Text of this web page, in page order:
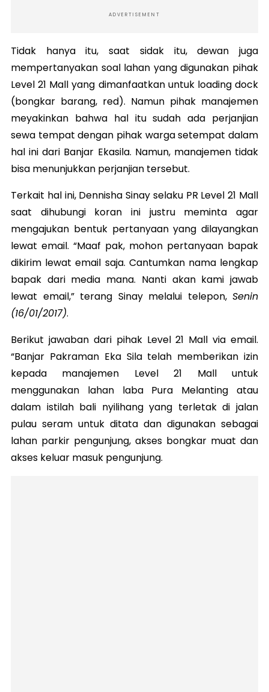
ADVERTISEMENT
Tidak hanya itu, saat sidak itu, dewan juga
mempertanyakan soal lahan yang digunakan pihak
Level 21 Mall yang dimanfaatkan untuk loading dock
(bongkar barang, red). Namun pihak manajemen
meyakinkan bahwa hal itu sudah ada perjanjian
sewa tempat dengan pihak warga setempat dalam
hal ini dari Banjar Ekasila. Namun, manajemen tidak
bisa menunjukkan perjanjian tersebut.
Terkait hal ini, Dennisha Sinay selaku PR Level 21 Mall
saat dihubungi koran ini justru meminta agar
mengajukan bentuk pertanyaan yang dilayangkan
lewat email. “Maaf pak, mohon pertanyaan bapak
dikirim lewat email saja. Cantumkan nama lengkap
bapak dari media mana. Nanti akan kami jawab
lewat email,” terang Sinay melalui telepon, Senin
(16/01/2017).
Berikut jawaban dari pihak Level 21 Mall via email.
“Banjar Pakraman Eka Sila telah memberikan izin
kepada manajemen Level 21 Mall untuk
menggunakan lahan laba Pura Melanting atau
dalam istilah bali nyilihang yang terletak di jalan
pulau seram untuk ditata dan digunakan sebagai
lahan parkir pengunjung, akses bongkar muat dan
akses keluar masuk pengunjung.